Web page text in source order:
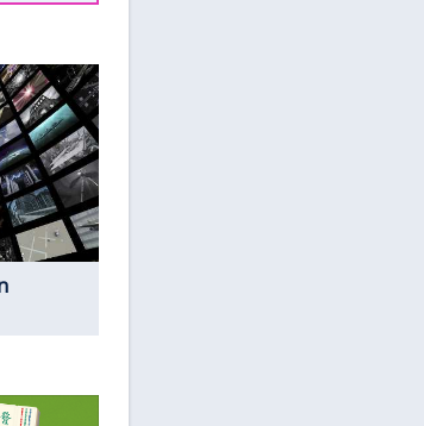
wirklich sinnvoll ist
"Infanti-No Go": Pressestimmen
zum Verbleib des FIFA-Chefs
Im Zeitraffer: Die Entwicklung
des Lenkrades
Lebensmittel, die nicht schlecht
werden
Quiz